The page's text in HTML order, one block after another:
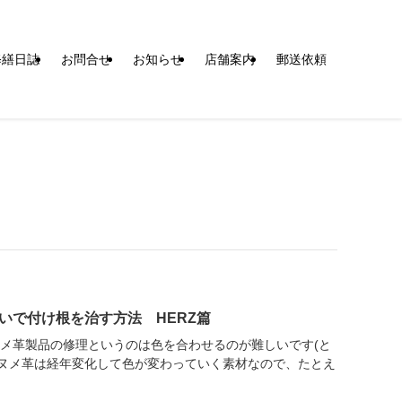
日誌 お問合せ お知らせ 店舗案内 郵送依頼
で付け根を治す方法 HERZ篇
革製品の修理というのは色を合わせるのが難しいです(と
メ革は経年変化して色が変わっていく素材なので、たとえ